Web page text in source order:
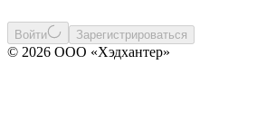
Войти Зарегистрироваться
© 2026 ООО «Хэдхантер»